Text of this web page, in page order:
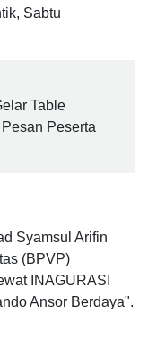
Sabtu
Table
Peserta
Syamsul Arifin
(BPVP)
INAGURASI
Ansor Berdaya".